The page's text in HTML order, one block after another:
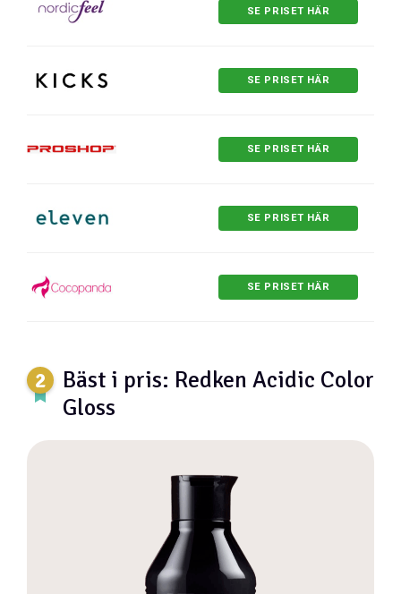
SE PRISET HÄR
SE PRISET HÄR
SE PRISET HÄR
SE PRISET HÄR
SE PRISET HÄR
Bäst i pris: Redken Acidic Color
Gloss